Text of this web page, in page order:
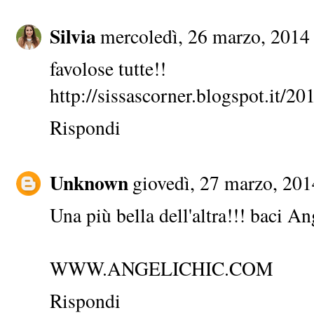
Silviamercoledì, 26 marzo, 2014
favolose tutte!!
http://sissascorner.blogspot.it/
Rispondi
Unknown giovedì, 27 marzo,
Una più bella dell'altra!!! baci
WWW.ANGELICHIC.COM
Rispondi